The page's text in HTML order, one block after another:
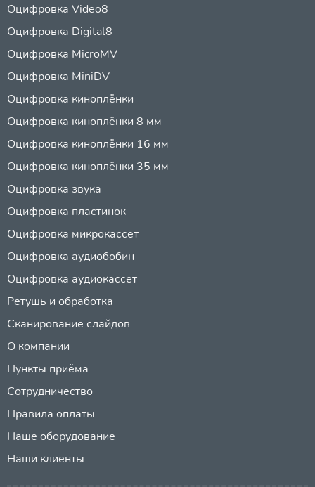
Оцифровка Video8
Оцифровка Digital8
Оцифровка MicroMV
Оцифровка MiniDV
Оцифровка киноплёнки
Оцифровка киноплёнки 8 мм
Оцифровка киноплёнки 16 мм
Оцифровка киноплёнки 35 мм
Оцифровка звука
Оцифровка пластинок
Оцифровка микрокассет
Оцифровка аудиобобин
Оцифровка аудиокассет
Ретушь и обработка
Сканирование слайдов
О компании
Пункты приёма
Сотрудничество
Правила оплаты
Наше оборудование
Наши клиенты